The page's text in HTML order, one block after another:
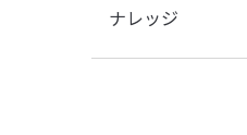
ナレッジ